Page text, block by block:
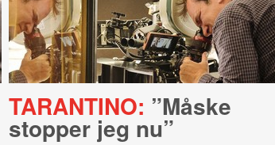
TARANTINO: ”Måske
stopper jeg nu”